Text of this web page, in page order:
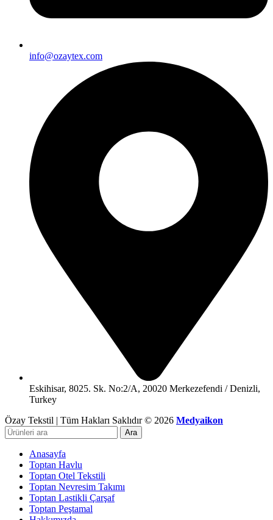
info@ozaytex.com
Eskihisar, 8025. Sk. No:2/A, 20020 Merkezefendi / Denizli,
Turkey
Özay Tekstil | Tüm Hakları Saklıdır © 2026 Medyaikon
Ara
Anasayfa
Toptan Havlu
Toptan Otel Tekstili
Toptan Nevresim Takımı
Toptan Lastikli Çarşaf
Toptan Peştamal